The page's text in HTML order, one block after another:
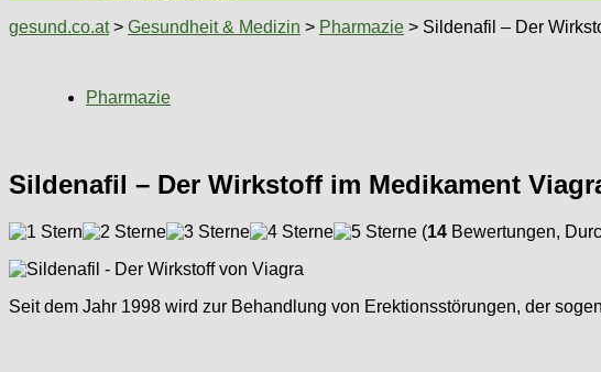
gesund.co.at> Gesundheit & Medizin > Pharmazie > Sildenafil – Der
Pharmazie
Sildenafil – Der Wirkstoff im Medikament
(14 Bewertungen,
Seit dem Jahr 1998 wird zur Behandlung von Erektionsstörungen, der